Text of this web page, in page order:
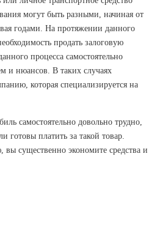
могут быть разными, начиная от
годами. На протяжении данного
продать залоговую
процесса самостоятельно
и нюансов. В таких случаях
которая специализируется на
самостоятельно довольно трудно,
готовы платить за такой товар.
существенно экономите средства и